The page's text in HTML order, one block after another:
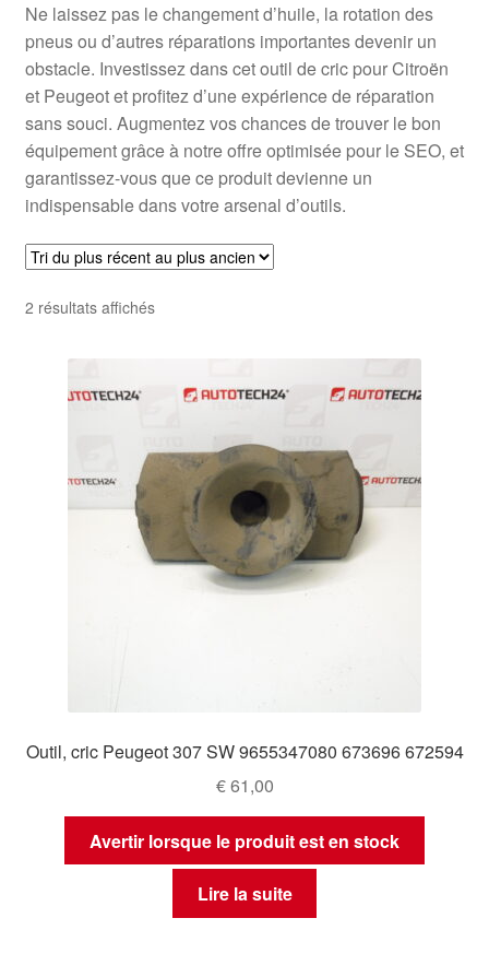
Ne laissez pas le changement d’huile, la rotation des
pneus ou d’autres réparations importantes devenir un
obstacle. Investissez dans cet outil de cric pour Citroën
et Peugeot et profitez d’une expérience de réparation
sans souci. Augmentez vos chances de trouver le bon
équipement grâce à notre offre optimisée pour le SEO, et
garantissez-vous que ce produit devienne un
indispensable dans votre arsenal d’outils.
2 résultats affichésTrié
ancien
Outil, cric Peugeot 307 SW 9655347080 673696 672594
€61,00
Avertir lorsque le produit est en stock
Lire la suite